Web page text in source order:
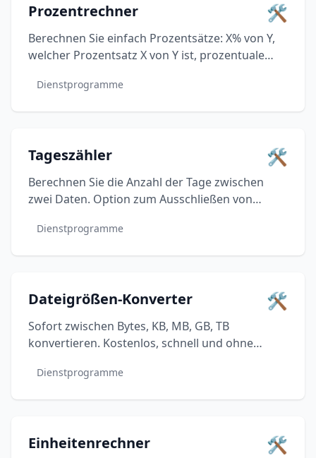
Prozentrechner 🛠️
Berechnen Sie einfach Prozentsätze: X% von Y,
welcher Prozentsatz X von Y ist, prozentuale
Dienstprogramme
Tageszähler 🛠️
Berechnen Sie die Anzahl der Tage zwischen
zwei Daten. Option zum Ausschließen von
Monate und Wochen.
Dienstprogramme
Dateigrößen-Konverter 🛠️
Sofort zwischen Bytes, KB, MB, GB, TB
konvertieren. Kostenlos, schnell und ohne
Speicheranforderungen.
Dienstprogramme
Einheitenrechner 🛠️